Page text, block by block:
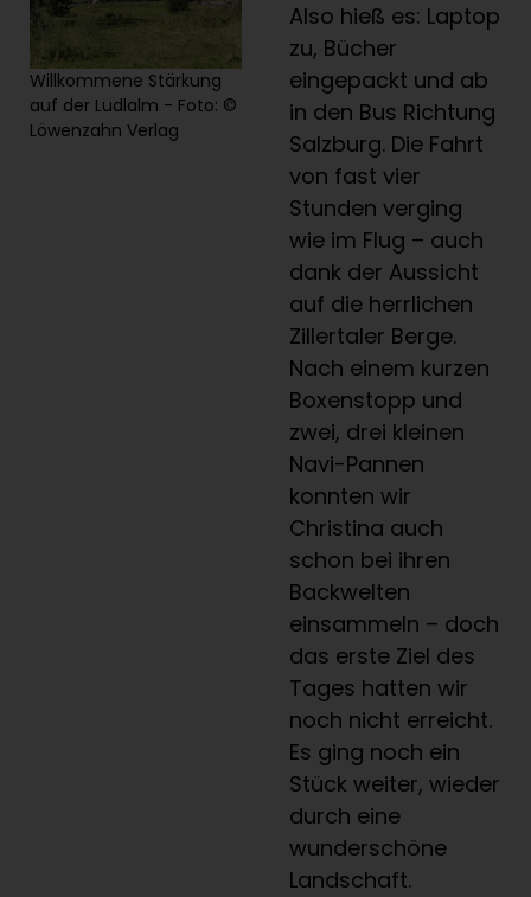
Also hieß es: Laptop
zu, Bücher
eingepackt und ab
in den Bus Richtung
Salzburg. Die Fahrt
von fast vier
Stunden verging
wie im Flug – auch
dank der Aussicht
auf die herrlichen
Zillertaler Berge.
Nach einem kurzen
Boxenstopp und
zwei, drei kleinen
Navi-Pannen
konnten wir
Christina auch
schon bei ihren
Backwelten
einsammeln – doch
das erste Ziel des
Tages hatten wir
noch nicht erreicht.
Es ging noch ein
Stück weiter, wieder
durch eine
wunderschöne
Landschaft.
Willkommene Stärkung
auf der Ludlalm - Foto: ©
Löwenzahn Verlag